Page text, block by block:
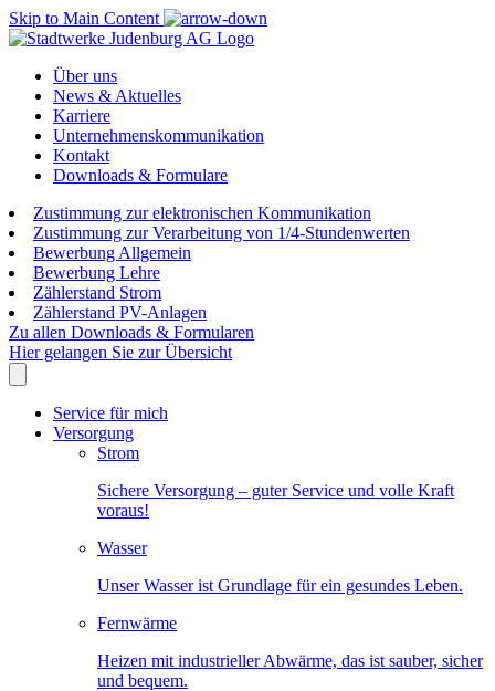
Skip to Main Content
Über uns
News & Aktuelles
Karriere
Unternehmenskommunikation
Kontakt
Downloads & Formulare
Zustimmung zur elektronischen Kommunikation
Zustimmung zur Verarbeitung von 1/4-Stundenwerten
Bewerbung Allgemein
Bewerbung Lehre
Zählerstand Strom
Zählerstand PV-Anlagen
Zu allen Downloads & Formularen
Hier gelangen Sie zur Übersicht
Service für mich
Versorgung
Strom
Sichere Versorgung – guter Service und volle Kraft
voraus!
Wasser
Unser Wasser ist Grundlage für ein gesundes Leben.
Fernwärme
Heizen mit industrieller Abwärme, das ist sauber, sicher
und bequem.